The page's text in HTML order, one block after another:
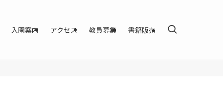
入園案内 アクセス 教員募集 書籍販売